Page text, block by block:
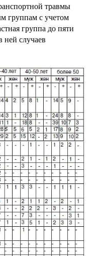
травмы
группам с учетом
группа до пяти
ней случаев